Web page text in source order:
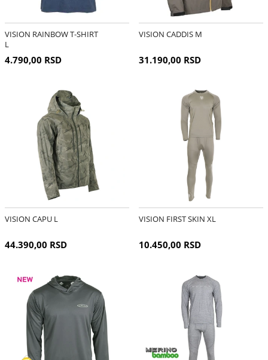
VISION RAINBOW T-SHIRT
L
4.790,00 RSD
VISION CADDIS M
31.190,00 RSD
VISION CAPU L
44.390,00 RSD
VISION FIRST SKIN XL
10.450,00 RSD